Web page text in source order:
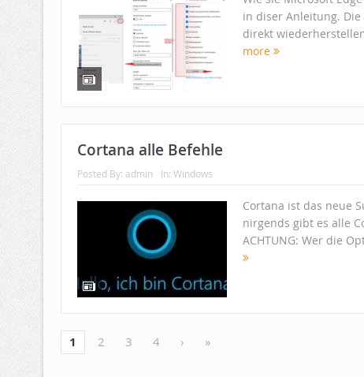
in diser Anleitung.
direkt
more
Cortana alle Befehle
Posted By: admin In: Windows
Cortana ist das neue
nirgends gibt es alle
ACHTUNG: Wer die
1 2 3 4 › »